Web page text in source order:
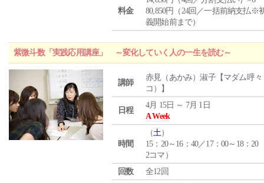
料金
80,850円（24回／一括前納支払※
義開始前まで）
紫微斗数「実践応用講座」 ～変化していく人の一生を読む～
講師
赤見（あかみ）淑子【マダム呼々
コ）】
日程
4月 15日 ～ 7月 1日
A Week
時間
（土）
15：20～16：40／17：00～18：20
2コマ）
回数
全12回